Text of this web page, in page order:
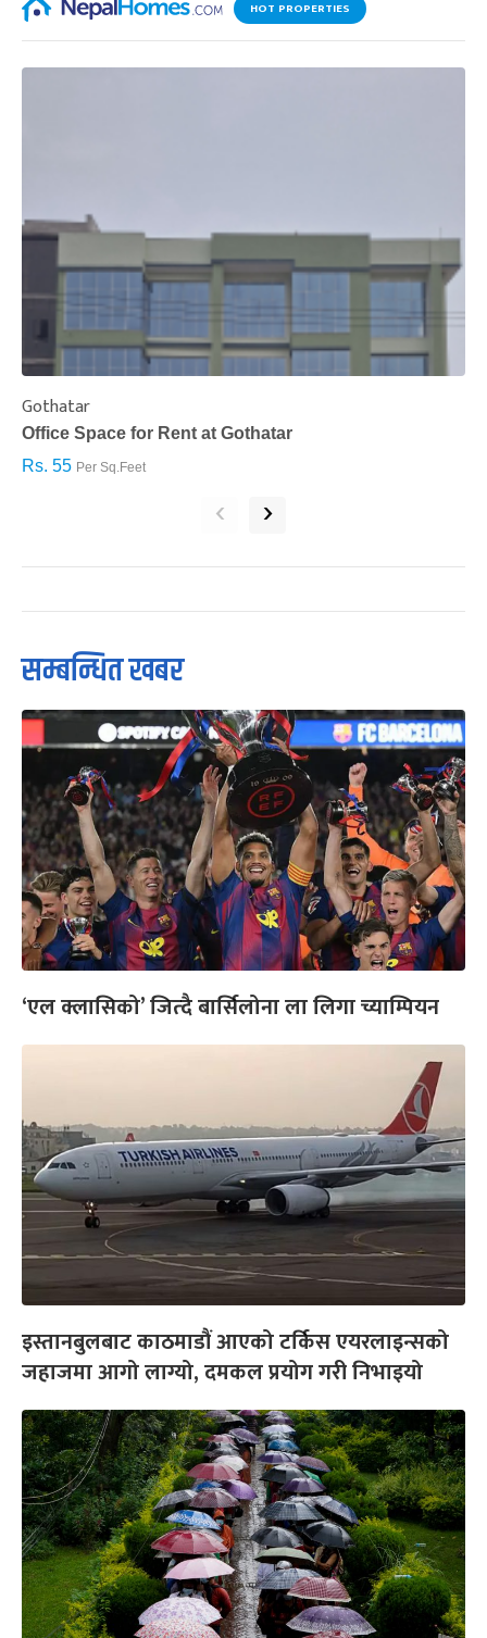
HOT PROPERTIES
Gothatar
Office Space for Rent at Gothatar
Rs. 55 Per Sq.Feet
‹ ›
सम्बन्धित खबर
‘एल क्लासिको’ जित्दै बार्सिलोना ला लिगा च्याम्पियन
इस्तानबुलबाट काठमाडौं आएको टर्किस एयरलाइन्सको
जहाजमा आगो लाग्यो, दमकल प्रयोग गरी निभाइयो